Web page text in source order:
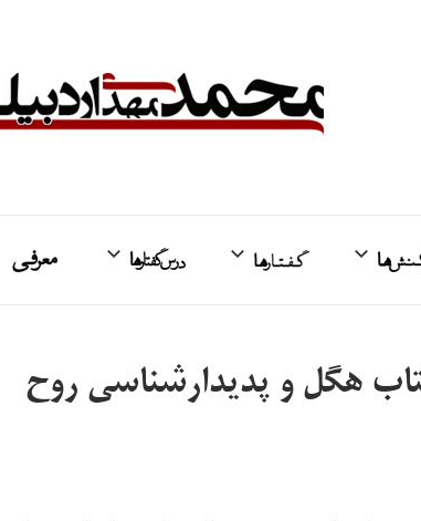
واکنش‌ها گفتارها درس‌گفتارها
هگل و پدیدارشناسی روح